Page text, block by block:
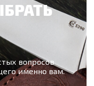
вопросов
именно вам.